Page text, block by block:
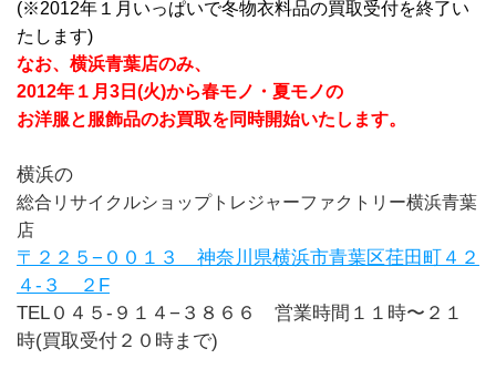
(※2012年１月いっぱいで冬物衣料品の買取受付を終了い
たします)
なお、横浜青葉店のみ、
2012年１月3日(火)から春モノ・夏モノの
お洋服と服飾品のお買取を同時開始いたします。
横浜の
総合リサイクルショップトレジャーファクトリー横浜青葉
店
〒２２５−００１３ 神奈川県横浜市青葉区荏田町４２
４-３ ２F
TEL０４５-９１４−３８６６ 営業時間１１時〜２１
時(買取受付２０時まで)